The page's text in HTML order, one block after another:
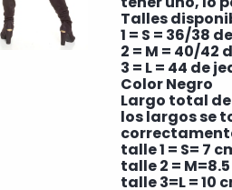
Talles
1 = S = 36/38
2 = M = 40/42
3 = L = 44 de
Color Negro
Largo total
los largos se
talle 1 = S= 7
talle 2 =
talle 3=L = 10